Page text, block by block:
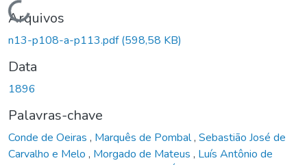
Carregando...
Arquivos
n13-p108-a-p113.pdf(598,58 KB)
Data
1896
Palavras-chave
Conde de Oeiras , Marquês de Pombal, Sebastião José de
Carvalho e Melo , Morgado de Mateus , Luís Antônio de